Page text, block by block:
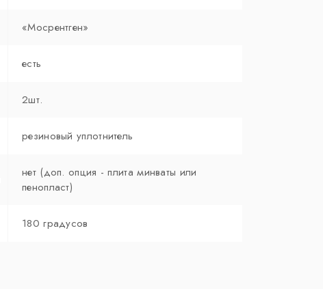
«Мосрентген»
есть
2шт.
резиновый уплотнитель
нет (доп. опция - плита минваты или
пенопласт)
180 градусов